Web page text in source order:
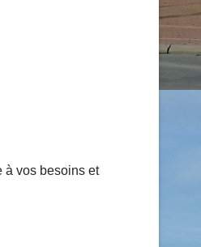
à vos besoins et